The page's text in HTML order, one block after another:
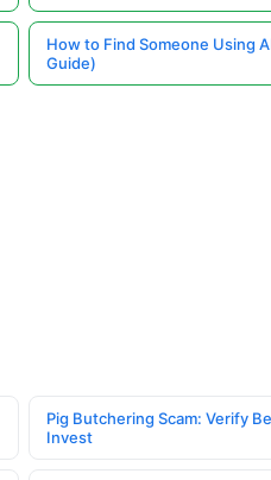
How to Find Someone Using
Guide)
Pig Butchering Scam: Verify
Invest